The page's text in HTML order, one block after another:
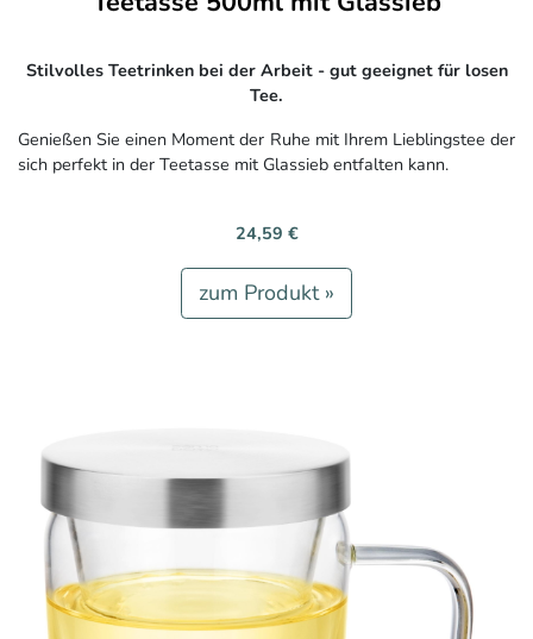
Stilvolles Teetrinken bei der Arbeit - gut geeignet für losen
Tee.
Genießen Sie einen Moment der Ruhe mit Ihrem Lieblingstee der
sich perfekt in der Teetasse mit Glassieb entfalten kann.
24,59 €
zum Produkt »